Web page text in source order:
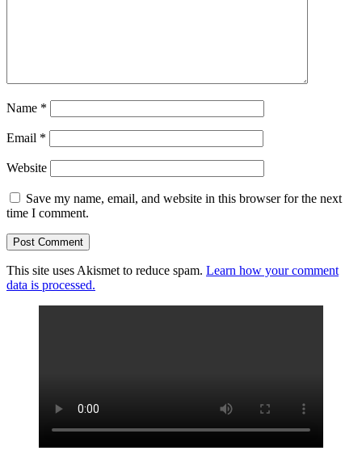
Name *
Email *
Website
Save my name, email, and website in this browser for the next
time I comment.
This site uses Akismet to reduce spam. Learn how your comment
data is processed.